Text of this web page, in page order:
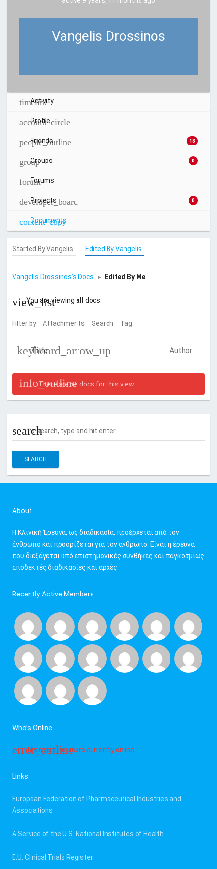
Vangelis Drossinos
Activity
Profile
Friends 18
Groups 0
Forums
Projects 0
Documents
Started By Vangelis Edited By Vangelis
Vangelis Drossinos’s Docs ▸ Edited By Me
You are viewing all docs.
Filter by: Attachments Search Tag
Title Author
There are no docs for this view.
S
r
c
o
:
search
About
Η Κλινική Έρευνα, ως διαδικασία, προέρχεται από τον
άνθρωπο και προορίζεται για τον άνθρωπο. Είναι η έρευνα
που διεξάγεται υπό επιστημονικές συνθήκες και παγκοσμίως
αποδεκτές διαδικασίες και αρχές.
Recently Active Members
Who’s Online
There are no users currently online
Links
European Federation of Pharmaceutical Industries and
Associations
A Service of the U.S. National Institutes of Health
E.U. Clinical Trials Register